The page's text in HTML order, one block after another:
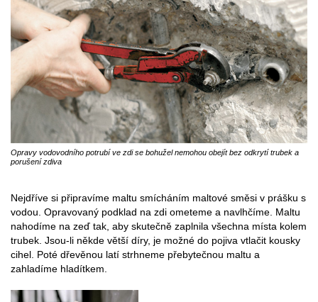
Opravy vodovodního potrubí ve zdi se bohužel nemohou obejít bez odkrytí trubek a
porušení zdiva
Nejdříve si připravíme maltu smícháním maltové směsi v prášku s
vodou. Opravovaný podklad na zdi ometeme a navlhčíme. Maltu
nahodíme na zeď tak, aby skutečně zaplnila všechna místa kolem
trubek. Jsou-li někde větší díry, je možné do pojiva vtlačit kousky
cihel. Poté dřevěnou latí strhneme přebytečnou maltu a
zahladíme hladítkem.